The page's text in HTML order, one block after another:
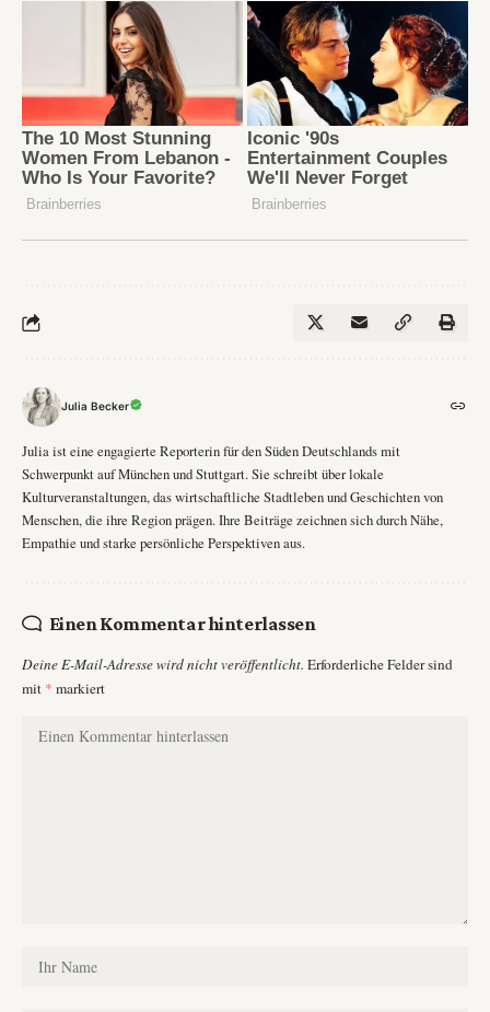
Julia Becker
Julia ist eine engagierte Reporterin für den Süden Deutschlands mit
Schwerpunkt auf München und Stuttgart. Sie schreibt über lokale
Kulturveranstaltungen, das wirtschaftliche Stadtleben und Geschichten von
Menschen, die ihre Region prägen. Ihre Beiträge zeichnen sich durch Nähe,
Empathie und starke persönliche Perspektiven aus.
Einen Kommentar hinterlassen
Deine E-Mail-Adresse wird nicht veröffentlicht. Erforderliche Felder sind
mit * markiert